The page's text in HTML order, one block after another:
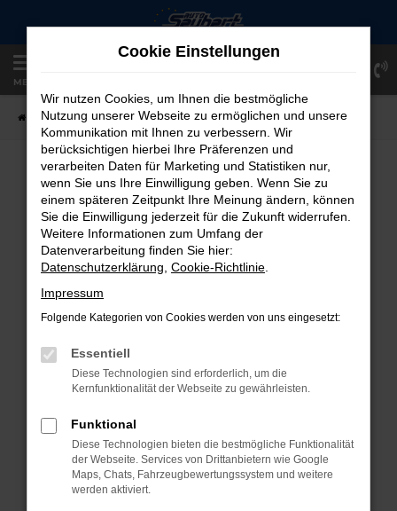
Zum
springen
MENÜ
Startseite Fahrzeugangebote Fahrzeug-Showroom
FAHRZEUG-SHOWROOM
FEHLER: NETWORK ERROR
Beim Laden ist ein Fehler aufgetreten.
Hier sind ein paar Tipps, die dir helfen können:
Überprüfe deine Firewall und deine
Internetverbindung.
Laden andere Webseiten, zum Beispiel
Prüfe deine Browsererweiterungen.
Manche Erweiterungen, wie Werbeblocker,
können das Laden bestimmter Seiten
Cookie Einstellungen
Wir nutzen Cookies, um Ihnen die bestmögliche
Nutzung unserer Webseite zu ermöglichen und unsere
Kommunikation mit Ihnen zu verbessern. Wir
berücksichtigen hierbei Ihre Präferenzen und
verarbeiten Daten für Marketing und Statistiken nur,
wenn Sie uns Ihre Einwilligung geben. Wenn Sie zu
einem späteren Zeitpunkt Ihre Meinung ändern, können
Sie die Einwilligung jederzeit für die Zukunft widerrufen.
Weitere Informationen zum Umfang der
Datenverarbeitung finden Sie hier:
Datenschutzerklärung Cookie-Richtlinie
Impressum
Folgende Kategorien von Cookies werden von uns eingesetzt:
Essentiell
Diese Technologien sind erforderlich, um die
Kernfunktionalität der Webseite zu gewährleisten.
Funktional
Diese Technologien bieten die bestmögliche Funktionalität
der Webseite. Services von Drittanbietern wie Google
Maps, Chats, Fahrzeugbewertungssystem und weitere
werden aktiviert.